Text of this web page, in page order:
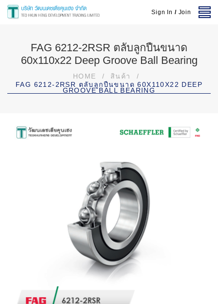
Sign In / Join
FAG 6212-2RSR ตลับลูกปืนขนาด
60x110x22 Deep Groove Ball Bearing
HOME / สินค้า
/
FAG 6212-2RSR ตลับลูกปืนขนาด 60X110X22 DEEP
GROOVE BALL BEARING